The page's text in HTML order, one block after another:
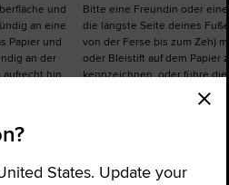
und
an eine
Papier und
an der
aufrecht hin.
Bitte eine Freundin oder
die längste Seite deines
von der Ferse bis zum Zeh)
oder Bleistift auf dem Papier
kennzeichnen, oder führe
bei Bedarf selbst durch.
Messung für den anderen
States. Update your